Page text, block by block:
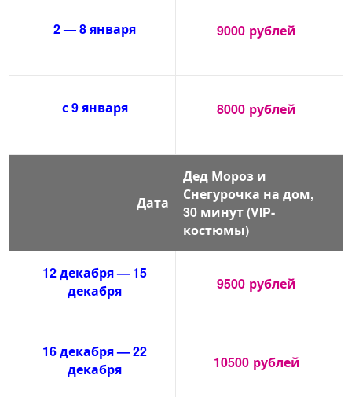
2 — 8 января 9000 рублей
с 9 января 8000 рублей
Дата
Дед Мороз и
Снегурочка на дом,
30 минут (VIP-
костюмы)
12 декабря — 15
декабря
9500 рублей
16 декабря — 22
декабря
10500 рублей